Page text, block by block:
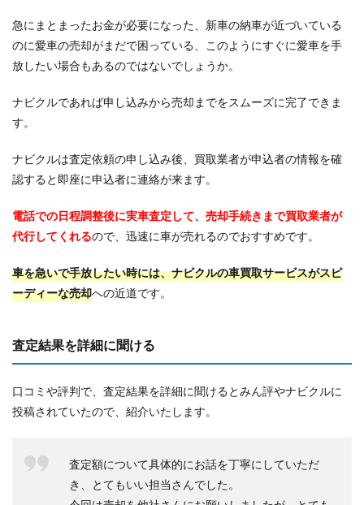
急にまとまったお金が必要になった、新車の納車が近づいている
のに愛車の売却がまだで困っている、このようにすぐに愛車を手
放したい場合もあるのではないでしょうか。
ナビクルであれば申し込みから売却までをスムーズに完了できま
す。
ナビクルは査定依頼の申し込み後、買取業者が申込者の情報を確
認すると即座に申込者に連絡が来ます。
電話での日程調整後に実車査定して、売却手続きまで買取業者が
代行してくれるので、迅速に車が売れるのでおすすめです。
車を急いで手放したい時には、ナビクルの車買取サービスがスピ
ーディーな売却への近道です。
査定結果を詳細に聞ける
口コミや評判で、査定結果を詳細に聞けるとみん評やナビクルに
投稿されていたので、紹介いたします。
査定額について具体的にお話を丁寧にしていただ
き、とてもいい担当さんでした。